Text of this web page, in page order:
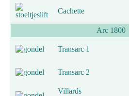
Cachette
Arc 1800
Transarc 1
Transarc 2
Villards